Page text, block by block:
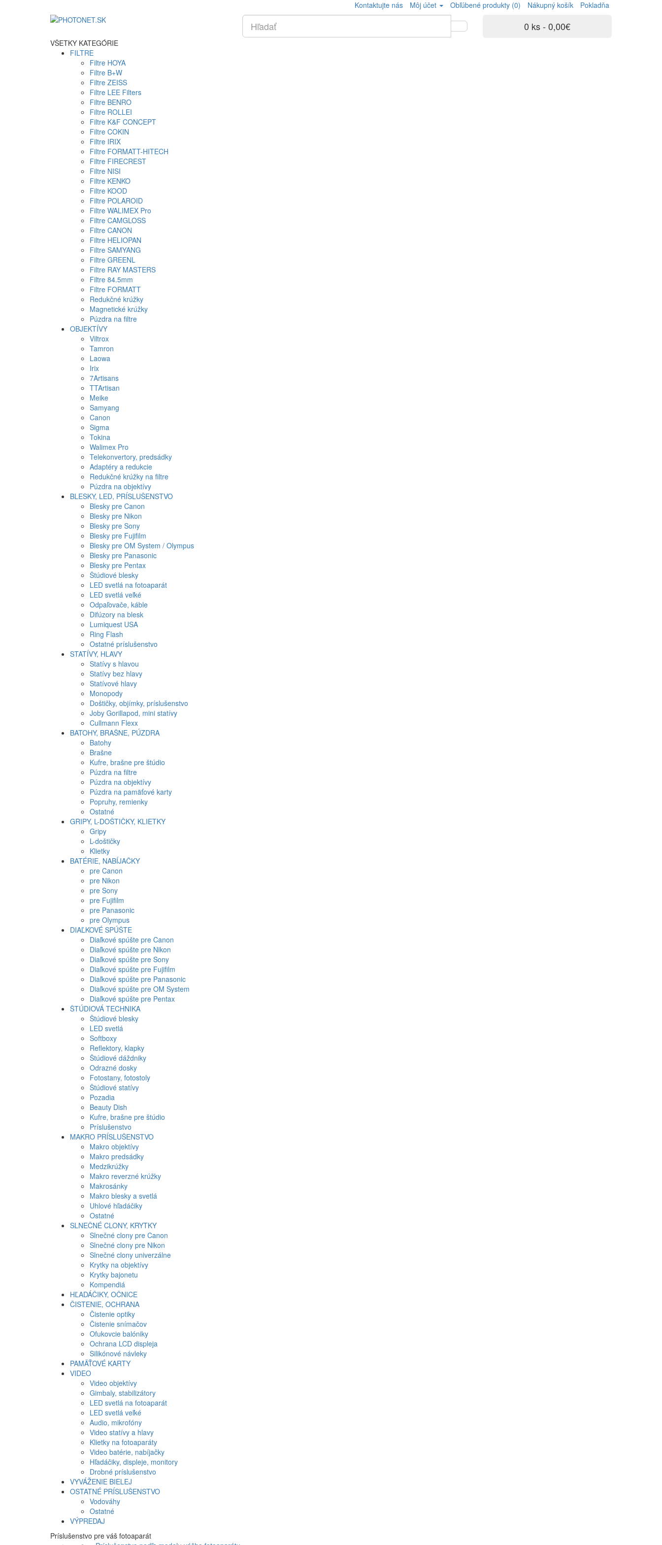
Kontaktujte nás Môj účet Obľúbené produkty (0) Nákupný košík Pokladňa
0 ks - 0,00€
VŠETKY KATEGÓRIE
FILTRE
Filtre HOYA
Filtre B+W
Filtre ZEISS
Filtre LEE Filters
Filtre BENRO
Filtre ROLLEI
Filtre K&F CONCEPT
Filtre COKIN
Filtre IRIX
Filtre FORMATT-HITECH
Filtre FIRECREST
Filtre NISI
Filtre KENKO
Filtre KOOD
Filtre POLAROID
Filtre WALIMEX Pro
Filtre CAMGLOSS
Filtre CANON
Filtre HELIOPAN
Filtre SAMYANG
Filtre GREENL
Filtre RAY MASTERS
Filtre 84.5mm
Filtre FORMATT
Redukčné krúžky
Magnetické krúžky
Púzdra na filtre
OBJEKTÍVY
Viltrox
Tamron
Laowa
Irix
7Artisans
TTArtisan
Meike
Samyang
Canon
Sigma
Tokina
Walimex Pro
Telekonvertory, predsádky
Adaptéry a redukcie
Redukčné krúžky na filtre
Púzdra na objektívy
BLESKY, LED, PRÍSLUŠENSTVO
Blesky pre Canon
Blesky pre Nikon
Blesky pre Sony
Blesky pre Fujifilm
Blesky pre OM System / Olympus
Blesky pre Panasonic
Blesky pre Pentax
Štúdiové blesky
LED svetlá na fotoaparát
LED svetlá veľké
Odpaľovače, káble
Difúzory na blesk
Lumiquest USA
Ring Flash
Ostatné príslušenstvo
STATÍVY, HLAVY
Statívy s hlavou
Statívy bez hlavy
Statívové hlavy
Monopody
Doštičky, objímky, príslušenstvo
Joby Gorillapod, mini statívy
Cullmann Flexx
BATOHY, BRAŠNE, PÚZDRA
Batohy
Brašne
Kufre, brašne pre štúdio
Púzdra na filtre
Púzdra na objektívy
Púzdra na pamäťové karty
Popruhy, remienky
Ostatné
GRIPY, L-DOŠTIČKY, KLIETKY
Gripy
L-doštičky
Klietky
BATÉRIE, NABÍJAČKY
pre Canon
pre Nikon
pre Sony
pre Fujifilm
pre Panasonic
pre Olympus
DIAĽKOVÉ SPÚŠTE
Diaľkové spúšte pre Canon
Diaľkové spúšte pre Nikon
Diaľkové spúšte pre Sony
Diaľkové spúšte pre Fujifilm
Diaľkové spúšte pre Panasonic
Diaľkové spúšte pre OM System
Diaľkové spúšte pre Pentax
ŠTÚDIOVÁ TECHNIKA
Štúdiové blesky
LED svetlá
Softboxy
Reflektory, klapky
Štúdiové dáždniky
Odrazné dosky
Fotostany, fotostoly
Štúdiové statívy
Pozadia
Beauty Dish
Kufre, brašne pre štúdio
Príslušenstvo
MAKRO PRÍSLUŠENSTVO
Makro objektívy
Makro predsádky
Medzikrúžky
Makro reverzné krúžky
Makrosánky
Makro blesky a svetlá
Uhlové hľadáčiky
Ostatné
SLNEČNÉ CLONY, KRYTKY
Slnečné clony pre Canon
Slnečné clony pre Nikon
Slnečné clony univerzálne
Krytky na objektívy
Krytky bajonetu
Kompendiá
HĽADÁČIKY, OČNICE
ČISTENIE, OCHRANA
Čistenie optiky
Čistenie snímačov
Ofukovcie balóniky
Ochrana LCD displeja
Silikónové návleky
PAMÄŤOVÉ KARTY
VIDEO
Video objektívy
Gimbaly, stabilizátory
LED svetlá na fotoaparát
LED svetlá veľké
Audio, mikrofóny
Video statívy a hlavy
Klietky na fotoaparáty
Video batérie, nabíjačky
Hľadáčiky, displeje, monitory
Drobné príslušenstvo
VYVÁŽENIE BIELEJ
OSTATNÉ PRÍSLUŠENSTVO
Vodováhy
Ostatné
VÝPREDAJ
Príslušenstvo pre váš fotoaparát